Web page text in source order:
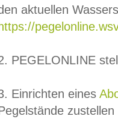
aktuellen
https://
PEGELONLINE
Einrichten eines